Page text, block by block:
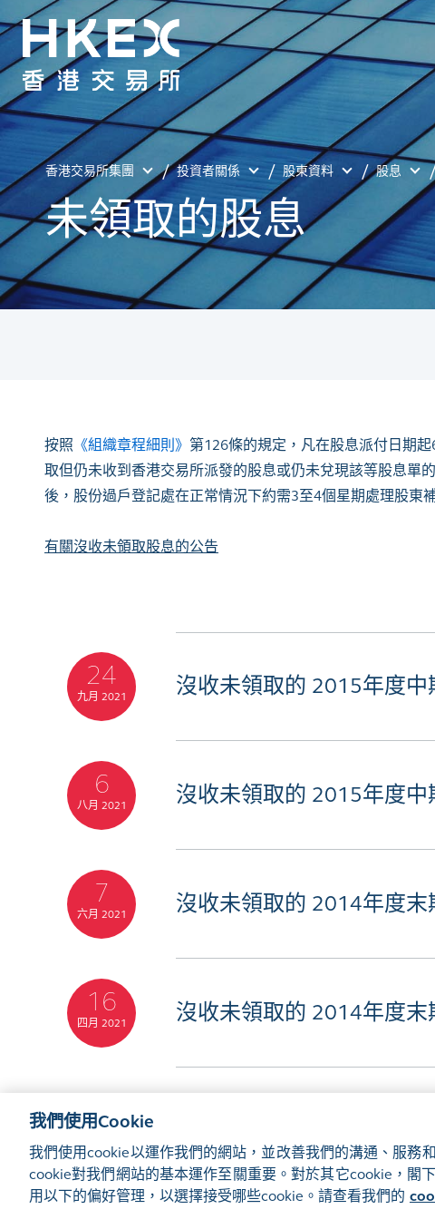
香港交易所集團 投資者關係 股東資料 股息
未領取的股息
按照 《組織章程細則》 第126條的規定，凡在股息派付日期
取但仍未收到香港交易所派發的股息或仍未兌現該等股息單
後，股份過戶登記處在正常情況下約需3至4個星期處理股東
有關沒收未領取股息的公告
24
九月 2021 沒收未領取的 2015年度中
6
八月 2021 沒收未領取的 2015年度中
7
六月 2021 沒收未領取的 2014年度末
16
四月 2021 沒收未領取的 2014年度末
網站地圖 隱私聲明
cookie通知
©2016-26 香港交易及結算所有限公司版權所有，翻印必究
我們使用Cookie
我們使用cookie以運作我們的網站，並改善我們的溝通、服務
cookie對我們網站的基本運作至關重要。對於其它cookie，閣
用以下的偏好管理，以選擇接受哪些cookie。請查看我們的